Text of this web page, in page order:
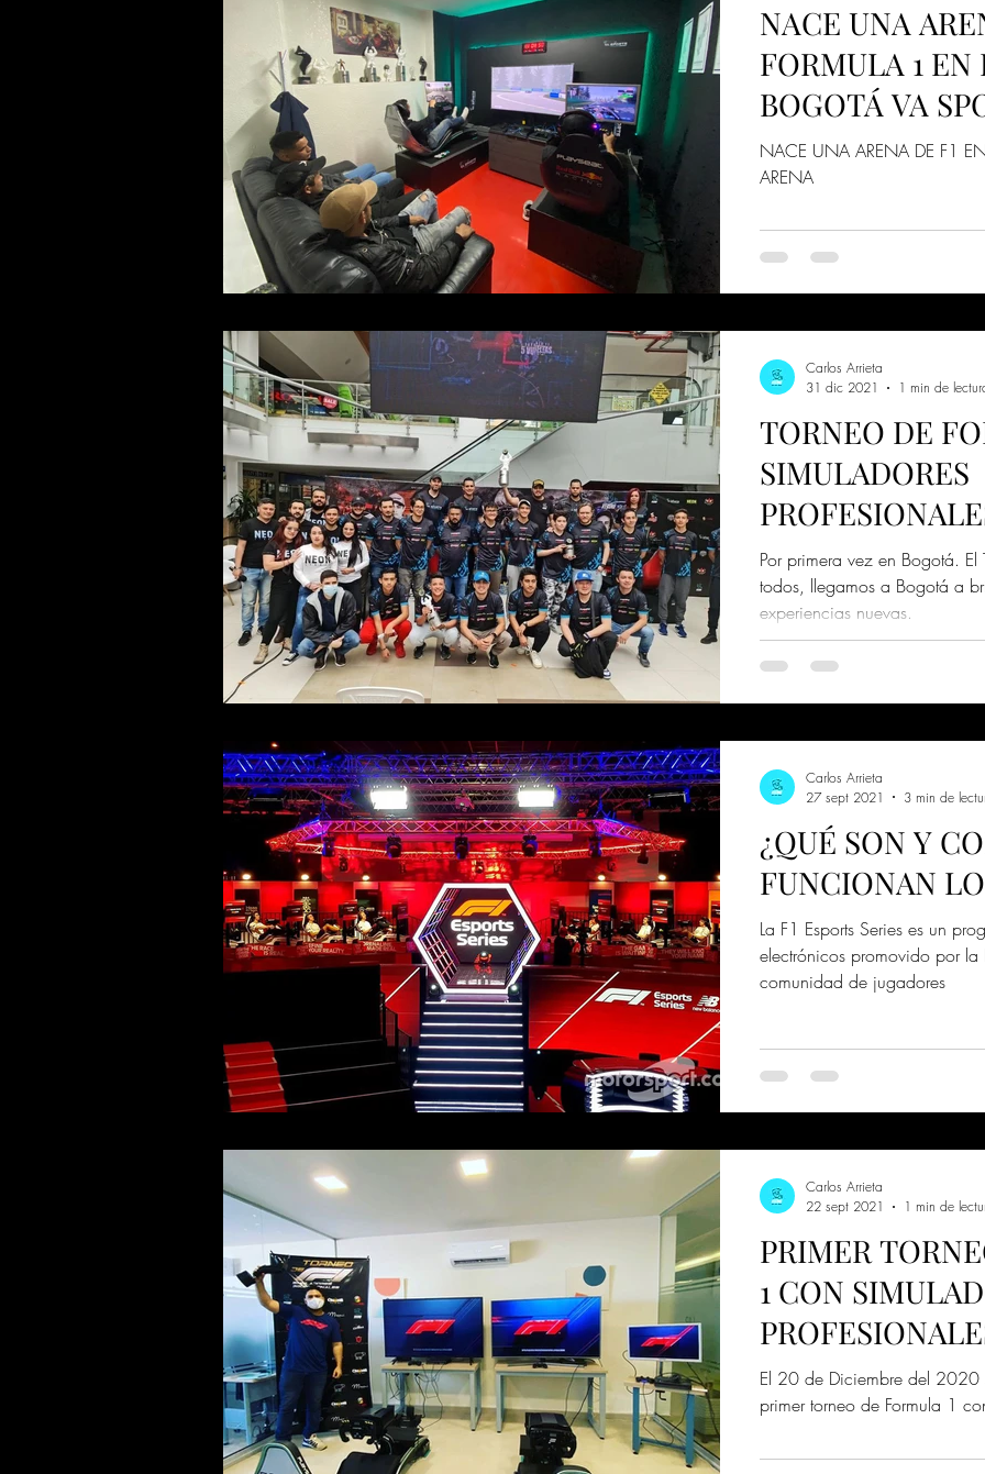
NACE UNA
FORMULA 1
BOGOTÁ VA
NACE UNA ARENA DE F1
ARENA
TORNEO DE
SIMULADORES
AFICIONADO
Por primera vez en Bogotá.
todos, llegamos a Bogotá a
experiencias nuevas.
Carlos Arrieta
31 dic 2021
1 min de
¿QUÉ SON Y
FUNCIONAN
La F1 Esports Series es un
electrónicos promovido por la
comunidad de jugadores
Carlos Arrieta
27 sept 2021
3 min de
PRIMER
1 CON
El 20 de Diciembre del
primer torneo de Formula 1
Carlos Arrieta
22 sept 2021
1 min de